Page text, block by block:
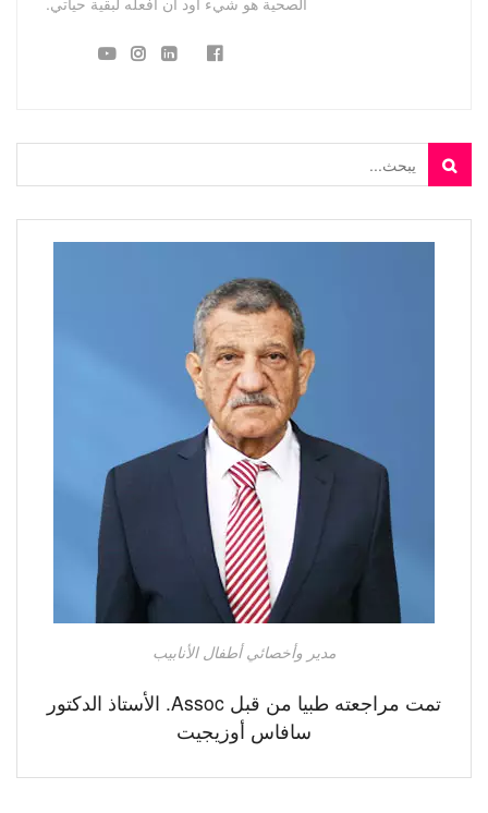
مدير وأخصائي أطفال الأنابيب
تمت مراجعته طبيا من قبل Assoc. الأستاذ الدكتور
سافاس أوزيجيت